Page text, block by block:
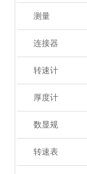
测量
连接器
转速计
厚度计
数显规
转速表